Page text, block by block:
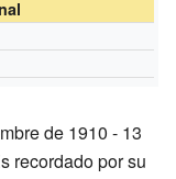
de 1910 - 13
recordado por su